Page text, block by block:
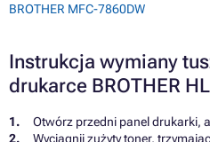
BROTHER MFC-7860DW
Instrukcja wymiany
drukarce BROTHER
Otwórz przedni panel drukarki,
Wyciągnij zużyty toner,